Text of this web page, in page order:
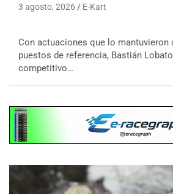
3 agosto, 2026 E-Kart
Con actuaciones que lo mantuvieron
puestos de referencia, Bastián
competitivo…